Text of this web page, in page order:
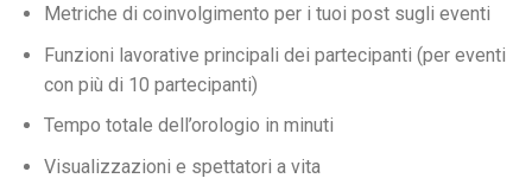
Metriche di coinvolgimento per i tuoi post sugli eventi
Funzioni lavorative principali dei partecipanti (per eventi
con più di 10 partecipanti)
Tempo totale dell’orologio in minuti
Visualizzazioni e spettatori a vita